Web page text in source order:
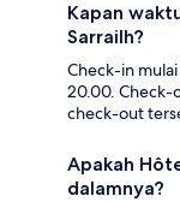
Kapan
Sarrailh?
Check-in
20.00. Check-
check-out
Apakah
dalamnya?